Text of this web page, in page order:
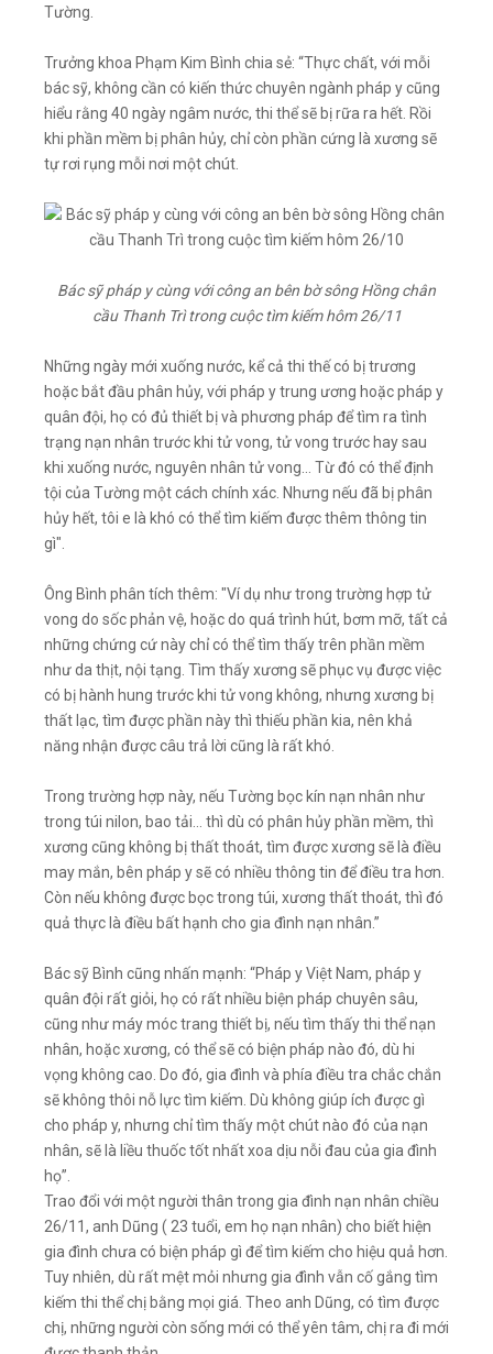
Tường.
Trưởng khoa Phạm Kim Bình chia sẻ: “Thực chất, với mỗi
bác sỹ, không cần có kiến thức chuyên ngành pháp y cũng
hiểu rằng 40 ngày ngâm nước, thi thể sẽ bị rữa ra hết. Rồi
khi phần mềm bị phân hủy, chỉ còn phần cứng là xương sẽ
tự rơi rụng mỗi nơi một chút.
Bác sỹ pháp y cùng với công an bên bờ sông Hồng chân
cầu Thanh Trì trong cuộc tìm kiếm hôm 26/11
Những ngày mới xuống nước, kể cả thi thế có bị trương
hoặc bắt đầu phân hủy, với pháp y trung ương hoặc pháp y
quân đội, họ có đủ thiết bị và phương pháp để tìm ra tình
trạng nạn nhân trước khi tử vong, tử vong trước hay sau
khi xuống nước, nguyên nhân tử vong… Từ đó có thể định
tội của Tường một cách chính xác. Nhưng nếu đã bị phân
hủy hết, tôi e là khó có thể tìm kiếm được thêm thông tin
gì".
Ông Bình phân tích thêm: "Ví dụ như trong trường hợp tử
vong do sốc phản vệ, hoặc do quá trình hút, bơm mỡ, tất cả
những chứng cứ này chỉ có thể tìm thấy trên phần mềm
như da thịt, nội tạng. Tìm thấy xương sẽ phục vụ được việc
có bị hành hung trước khi tử vong không, nhưng xương bị
thất lạc, tìm được phần này thì thiếu phần kia, nên khả
năng nhận được câu trả lời cũng là rất khó.
Trong trường hợp này, nếu Tường bọc kín nạn nhân như
trong túi nilon, bao tải… thì dù có phân hủy phần mềm, thì
xương cũng không bị thất thoát, tìm được xương sẽ là điều
may mắn, bên pháp y sẽ có nhiều thông tin để điều tra hơn.
Còn nếu không được bọc trong túi, xương thất thoát, thì đó
quả thực là điều bất hạnh cho gia đình nạn nhân.”
Bác sỹ Bình cũng nhấn mạnh: “Pháp y Việt Nam, pháp y
quân đội rất giỏi, họ có rất nhiều biện pháp chuyên sâu,
cũng như máy móc trang thiết bị, nếu tìm thấy thi thể nạn
nhân, hoặc xương, có thể sẽ có biện pháp nào đó, dù hi
vọng không cao. Do đó, gia đình và phía điều tra chắc chắn
sẽ không thôi nỗ lực tìm kiếm. Dù không giúp ích được gì
cho pháp y, nhưng chỉ tìm thấy một chút nào đó của nạn
nhân, sẽ là liều thuốc tốt nhất xoa dịu nỗi đau của gia đình
họ”.
Trao đổi với một người thân trong gia đình nạn nhân chiều
26/11, anh Dũng ( 23 tuổi, em họ nạn nhân) cho biết hiện
gia đình chưa có biện pháp gì để tìm kiếm cho hiệu quả hơn.
Tuy nhiên, dù rất mệt mỏi nhưng gia đình vẫn cố gắng tìm
kiếm thi thể chị bằng mọi giá. Theo anh Dũng, có tìm được
chị, những người còn sống mới có thể yên tâm, chị ra đi mới